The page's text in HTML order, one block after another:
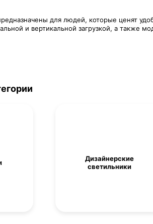
для людей, которые ценят
Дизайнерские
светильники